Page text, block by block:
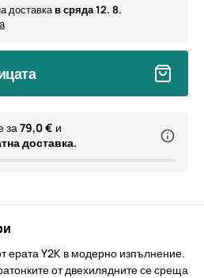
доставкав сряда 12. 8.
за79,0 € и
доставка.
ерата Y2K в модерно изпълнение.
от двехилядните се среща